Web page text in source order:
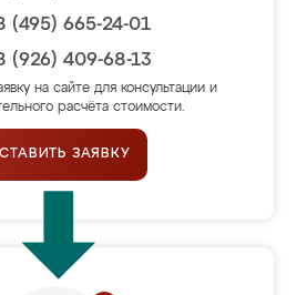
(495) 665-24-01
(926) 409-68-13
на сайте для консультации и
расчёта стоимости.
ЗАЯВКУ